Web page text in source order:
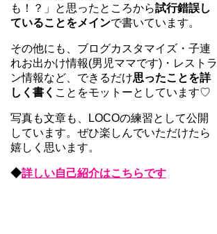
も！？」と思ったところから試行錯誤し
ていることをメインで書いています。
その他にも、ブログカスタマイズ・子連
れお出かけ情報(男児ママです)・レストラ
ン情報など、できるだけ思ったことを詳
しく書く ことをモットーとしています♡
写真も文章も、LOCOの練習として公開
しています。ぜひ楽しんでいただけたら
嬉しく思います。
◆詳しい自己紹介はこちらです